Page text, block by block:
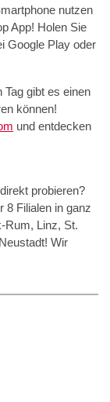
nutzen
App! Holen Sie
Google Play oder
Tag gibt es einen
können!
und entdecken
probieren?
8 Filialen in ganz
Rum, Linz, St.
Wir